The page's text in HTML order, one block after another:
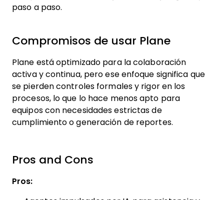
paso a paso.
Compromisos de usar Plane
Plane está optimizado para la colaboración
activa y continua, pero ese enfoque significa que
se pierden controles formales y rigor en los
procesos, lo que lo hace menos apto para
equipos con necesidades estrictas de
cumplimiento o generación de reportes.
Pros and Cons
Pros: